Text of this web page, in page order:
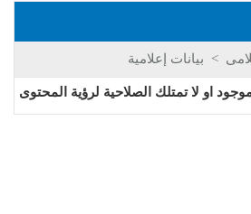
> بيانات إعلامية
او لا تمتلك الصلاحية لرؤية المحتوى